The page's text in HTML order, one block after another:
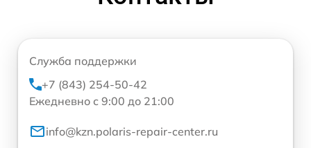
Служба поддержки
+7 (843) 254-50-42
Ежедневно с 9:00 до 21:00
info@kzn.polaris-repair-center.ru